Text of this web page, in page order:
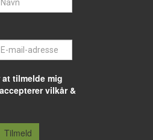
tilmelde mig
vilkår &
Tilmeld